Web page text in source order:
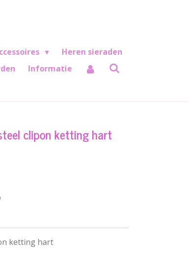
Heren sieraden
Informatie
clipon ketting hart
ketting hart